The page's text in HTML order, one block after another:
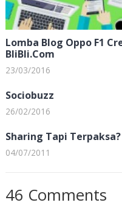
Lomba Blog Oppo F1
BliBli.Com
23/03/2016
Sociobuzz
26/02/2016
Sharing Tapi Terpaksa?
04/07/2011
46 Comments